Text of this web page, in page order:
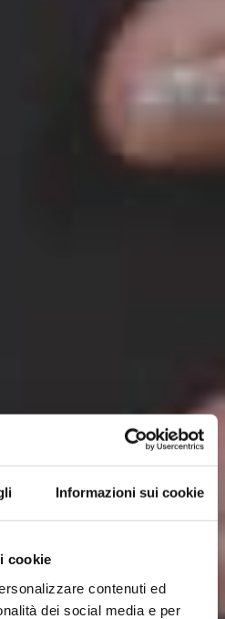
Informazioni sui cookie
cookie
contenuti ed
dei social media e per